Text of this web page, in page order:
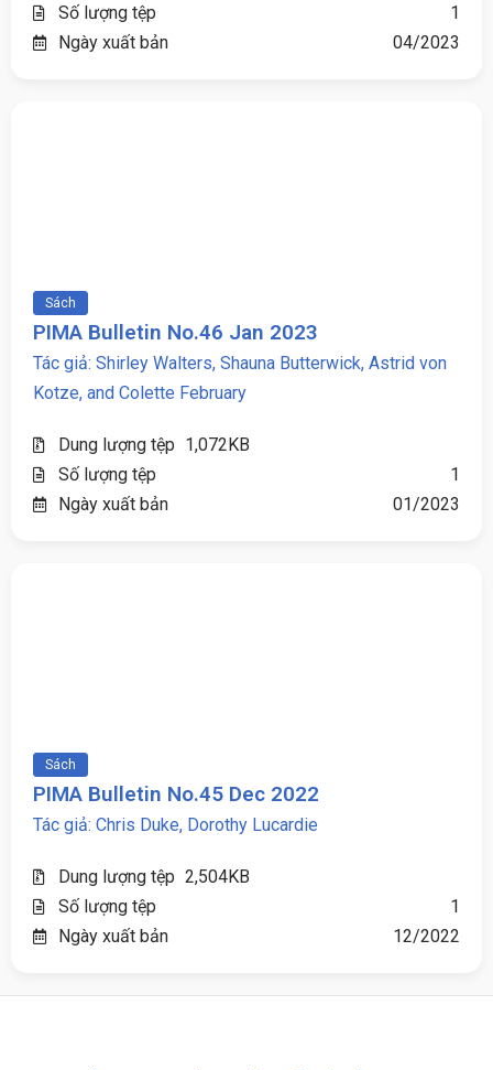
Số lượng tệp
1
Ngày xuất bản
04/2023
Sách
PIMA Bulletin No.46 Jan 2023
Tác giả: Shirley Walters, Shauna Butterwick, Astrid von
Kotze, and Colette February
Dung lượng tệp 1,072KB
Số lượng tệp
1
Ngày xuất bản
01/2023
Sách
PIMA Bulletin No.45 Dec 2022
Tác giả: Chris Duke, Dorothy Lucardie
Dung lượng tệp 2,504KB
Số lượng tệp
1
Ngày xuất bản
12/2022